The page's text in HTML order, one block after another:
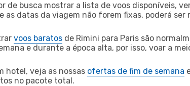
de busca mostrar a lista de voos disponíveis,
as datas da viagem não forem fixas, poderá
voos baratos de Rimini para Paris são
e durante a época alta, por isso, voar a
hotel, veja as nossas ofertas de fim de semana
no pacote total.